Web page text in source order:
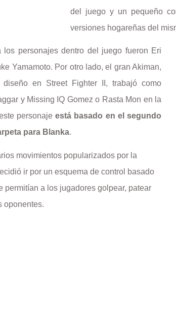
del juego y un pequeño
versiones hogareñas del
personajes dentro del juego fueron Eri
Yamamoto. Por otro lado, el gran Akiman,
en Street Fighter II, trabajó como
y Missing IQ Gomez o Rasta Mon en la
personajeestá basado en el segundo
para Blanka.
movimientos popularizados por la
ir por un esquema de control basado
permitían a los jugadores golpear, patear
oponentes.